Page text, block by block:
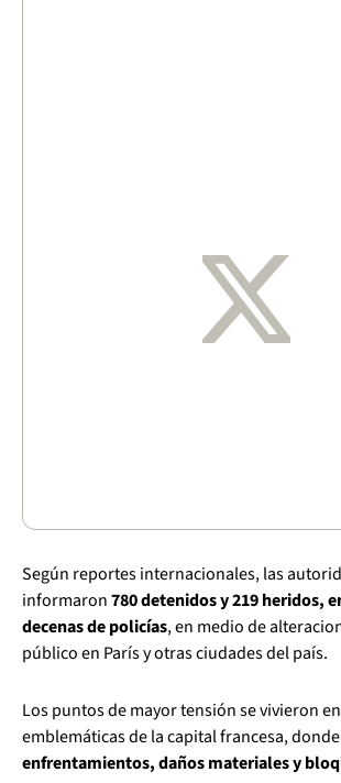
Según reportes internacionales, las
informaron780 detenidos y 219 heridos,
decenas de policías, en medio de
público en París y otras ciudades del país.
Los puntos de mayor tensión se vivieron
emblemáticas de la capital francesa,
enfrentamientos, daños materiales y